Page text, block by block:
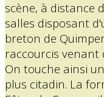
scène, à distance
salles disposant
breton de
raccourcis venant
On touche ainsi
plus citadin. La